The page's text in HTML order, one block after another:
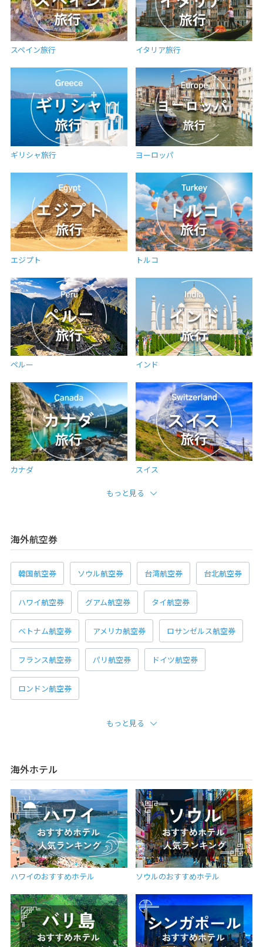
スペイン旅行 イタリア旅行
ギリシャ旅行 ヨーロッパ
エジプト トルコ
ペルー インド
カナダ スイス
もっと見る
海外航空券
韓国航空券 ソウル航空券 台湾航空券 台北航空券
ハワイ航空券 グアム航空券 タイ航空券
ベトナム航空券 アメリカ航空券 ロサンゼルス航空券
フランス航空券 パリ航空券 ドイツ航空券
ロンドン航空券
もっと見る
海外ホテル
ハワイのおすすめホテル ソウルのおすすめホテル